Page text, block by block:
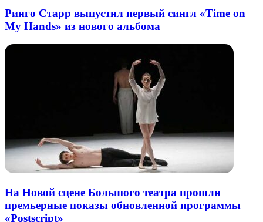
Ринго Старр выпустил первый сингл «Time on
My Hands» из нового альбома
На Новой сцене Большого театра прошли
премьерные показы обновленной программы
«Postscript»